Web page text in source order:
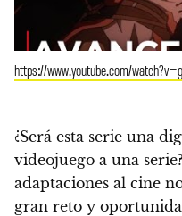
https://www.youtube.com/
¿Será esta serie una
videojuego a una serie?
adaptaciones al cine
gran reto y